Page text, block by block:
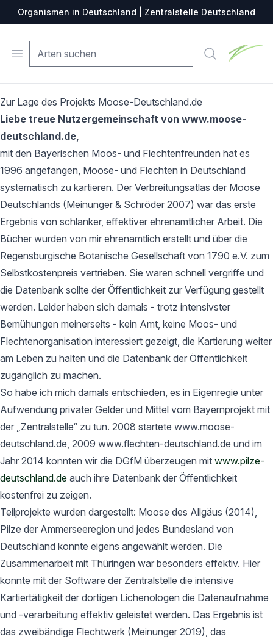
Organismen in Deutschland | Zentralstelle Deutschland
Open menu Suche
Zur Lage des Projekts Moose-Deutschland.de
Liebe treue Nutzergemeinschaft von www.moose-
deutschland.de,
mit den Bayerischen Moos- und Flechtenfreunden hat es
1996 angefangen, Moose- und Flechten in Deutschland
systematisch zu kartieren. Der Verbreitungsatlas der Moose
Deutschlands (Meinunger & Schröder 2007) war das erste
Ergebnis von schlanker, effektiver ehrenamtlicher Arbeit. Die
Bücher wurden von mir ehrenamtlich erstellt und über die
Regensburgische Botanische Gesellschaft von 1790 e.V. zum
Selbstkostenpreis vertrieben. Sie waren schnell vergriffe und
die Datenbank sollte der Öffentlichkeit zur Verfügung gestellt
werden. Leider haben sich damals - trotz intensivster
Bemühungen meinerseits - kein Amt, keine Moos- und
Flechtenorganisation interessiert gezeigt, die Kartierung weiter
am Leben zu halten und die Datenbank der Öffentlichkeit
zugänglich zu machen.
So habe ich mich damals entschieden, es in Eigenregie unter
Aufwendung privater Gelder und Mittel vom Bayernprojekt mit
der „Zentralstelle“ zu tun. 2008 startete www.moose-
deutschland.de, 2009 www.flechten-deutschland.de und im
Jahr 2014 konnten wir die DGfM überzeugen mit www.pilze-
deutschland.de auch ihre Datenbank der Öffentlichkeit
kostenfrei zu zeigen.
Teilprojekte wurden dargestellt: Moose des Allgäus (2014),
Pilze der Ammerseeregion und jedes Bundesland von
Deutschland konnte eigens angewählt werden. Die
Zusammenarbeit mit Thüringen war besonders effektiv. Hier
konnte mit der Software der Zentralstelle die intensive
Kartiertätigkeit der dortigen Lichenologen die Datenaufnahme
und -verarbeitung effektiv geleistet werden. Das Ergebnis ist
das zweibändige Flechtwerk (Meinunger 2019), das